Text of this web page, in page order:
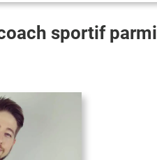
sportif parmi